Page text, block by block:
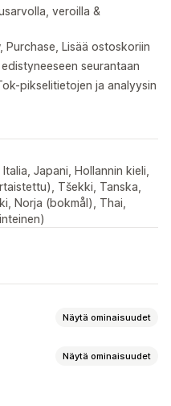
veroilla &
Purchase, Lisää ostoskoriin
seurantaan
pikselitietojen ja analyysin
Japani, Hollannin kieli,
Tšekki, Tanska,
Norja (bokmål), Thai,
Näytä ominaisuudet
Näytä ominaisuudet